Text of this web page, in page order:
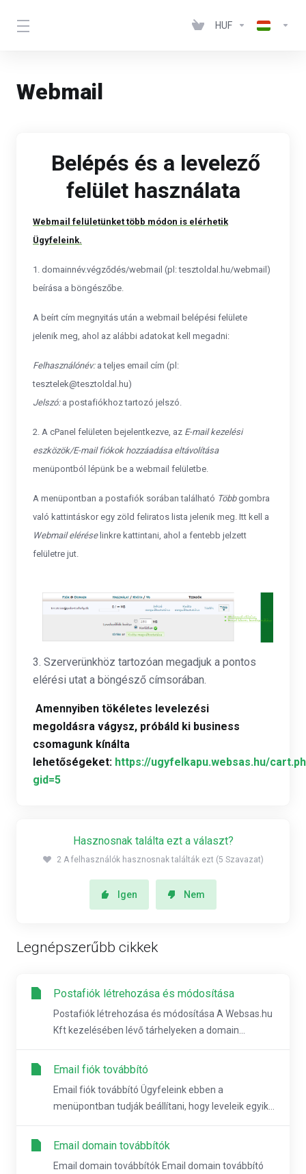
HUF
Webmail
Belépés és a levelező
felület használata
Webmail felületünket több módon is elérhetik
Ügyfeleink.
1. domainnév.végződés/webmail (pl: tesztoldal.hu/webmail)
beírása a böngészőbe.
A beírt cím megnyitás után a webmail belépési felülete
jelenik meg, ahol az alábbi adatokat kell megadni:
Felhasználónév: a teljes email cím (pl:
tesztelek@tesztoldal.hu)
Jelszó:a postafiókhoz tartozó jelszó.
2. A cPanel felületen bejelentkezve, az E-mail kezelési
eszközök/E-mail fiókok hozzáadása eltávolítása
menüpontból lépünk be a webmail felületbe.
A menüpontban a postafiók sorában található Többgombra
való kattintáskor egy zöld feliratos lista jelenik meg. Itt kell a
Webmail eléréselinkre kattintani, ahol a fentebb jelzett
felületre jut.
3. Szerverünkhöz tartozóan megadjuk a pontos
elérési utat a böngésző címsorában.
Amennyiben tökéletes levelezési
megoldásra vágysz, próbáld ki business
csomagunk kínálta
lehetőségeket: https://ugyfelkapu.websas.hu/
gid=5
Hasznosnak találta ezt a választ?
2 A felhasználók hasznosnak találták ezt (5 Szavazat)
Igen Nem
Legnépszerűbb cikkek
Postafiók létrehozása és módosítása
Postafiók létrehozása és módosítása A Websas.hu
Kft kezelésében lévő tárhelyeken a domain...
Email fiók továbbító
Email fiók továbbító Ügyfeleink ebben a
menüpontban tudják beállítani, hogy leveleik egyik...
Email domain továbbítók
Email domain továbbítók Email domain továbbító